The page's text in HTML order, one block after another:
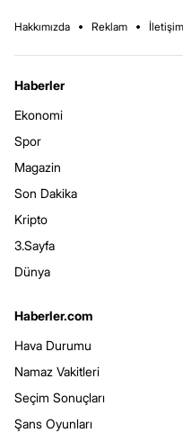
Hakkımızda Reklam İletişim
Haberler
Ekonomi
Spor
Magazin
Son Dakika
Kripto
3.Sayfa
Dünya
Haberler.com
Hava Durumu
Namaz Vakitleri
Seçim Sonuçları
Şans Oyunları